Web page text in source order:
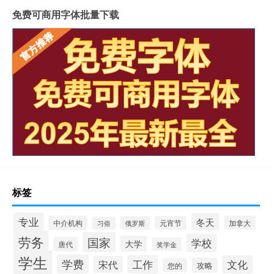
免费可商用字体批量下载
标签
专业 中介机构 习俗 俄罗斯 元宵节 冬天 加拿大
劳务 唐代 国家 大学 奖学金 学校
学生 学费 宋代 工作 您的 攻略 文化